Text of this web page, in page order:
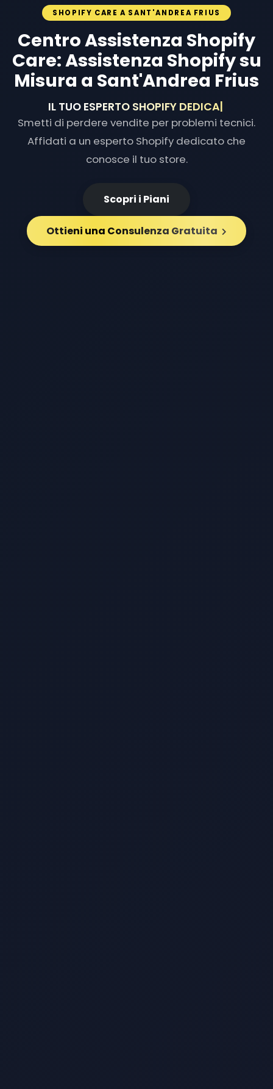
SHOPIFY CARE A SANT'ANDREA FRIUS
Centro Assistenza Shopify
Care: Assistenza Shopify su
Misura a Sant'Andrea Frius
IL TUO ESPERTO SHOPIFY DEDI|
Smetti di perdere vendite per problemi tecnici.
Affidati a un esperto Shopify dedicato che
conosce il tuo store.
Scopri i Piani
Ottieni una Consulenza Gratuita